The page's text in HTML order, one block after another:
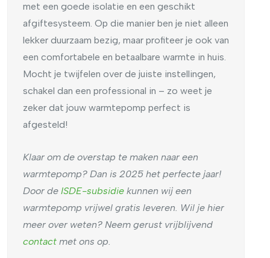
met een goede isolatie en een geschikt
afgiftesysteem. Op die manier ben je niet alleen
lekker duurzaam bezig, maar profiteer je ook van
een comfortabele en betaalbare warmte in huis.
Mocht je twijfelen over de juiste instellingen,
schakel dan een professional in – zo weet je
zeker dat jouw warmtepomp perfect is
afgesteld!
Klaar om de overstap te maken naar een
warmtepomp? Dan is 2025 het perfecte jaar!
Door de ISDE-subsidie kunnen wij een
warmtepomp vrijwel gratis leveren. Wil je hier
meer over weten? Neem gerust vrijblijvend
contact met ons op.